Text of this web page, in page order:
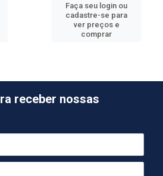
Faça seu login ou
cadastre-se para
ver preços e
comprar
receber nossas